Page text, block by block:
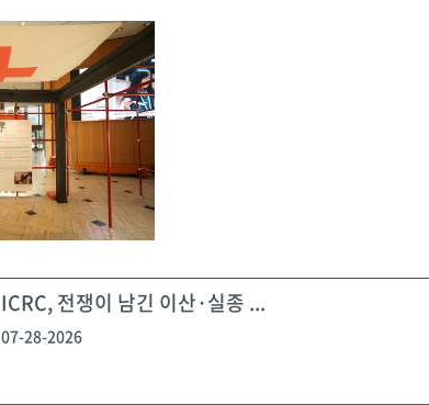
ICRC, 전쟁이 남긴 이산·실종 ...
07-28-2026